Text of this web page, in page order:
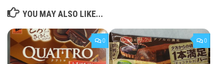
YOU MAY ALSO LIKE...
0 0